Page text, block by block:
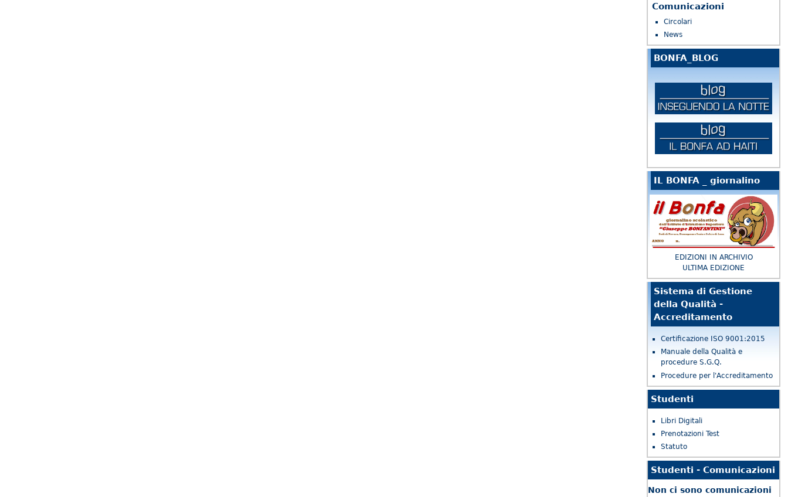
Comunicazioni
Circolari
News
BONFA_BLOG
IL BONFA _ giornalino
EDIZIONI IN ARCHIVIO
ULTIMA EDIZIONE
Sistema di Gestione
della Qualità -
Accreditamento
Certificazione ISO 9001:2015
Manuale della Qualità e
procedure S.G.Q.
Procedure per l'Accreditamento
Studenti
Libri Digitali
Prenotazioni Test
Statuto
Studenti - Comunicazioni
Non ci sono comunicazioni